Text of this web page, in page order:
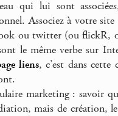
qui lui sont
Associez à votre
ou twitter (ou flickR,
le même verbe sur
liens, c’est dans
marketing : savoir
mais de création,